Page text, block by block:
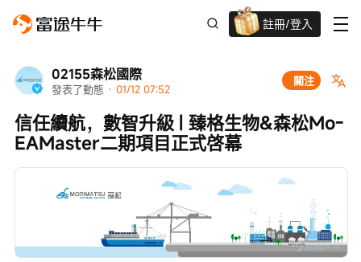
註冊/登入
迎新驚喜賞 股票/BTC等任你揀!
02155森松國際
發表了動態 · 01/12 07:52
關注
信任續航，數智升級 | 臻格生物&森松Mo-
EAMaster二期項目正式啓幕